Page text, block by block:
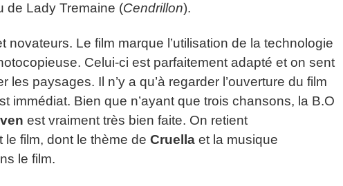
de Lady Tremaine (Cendrillon).
Le film marque l’utilisation de la technologie
Celui-ci est parfaitement adapté et on sent
paysages. Il n’y a qu’à regarder l’ouverture du film
immédiat. Bien que n’ayant que trois chansons, la B.O
est vraiment très bien faite. On retient
film, dont le thème de Cruella et la musique
le film.